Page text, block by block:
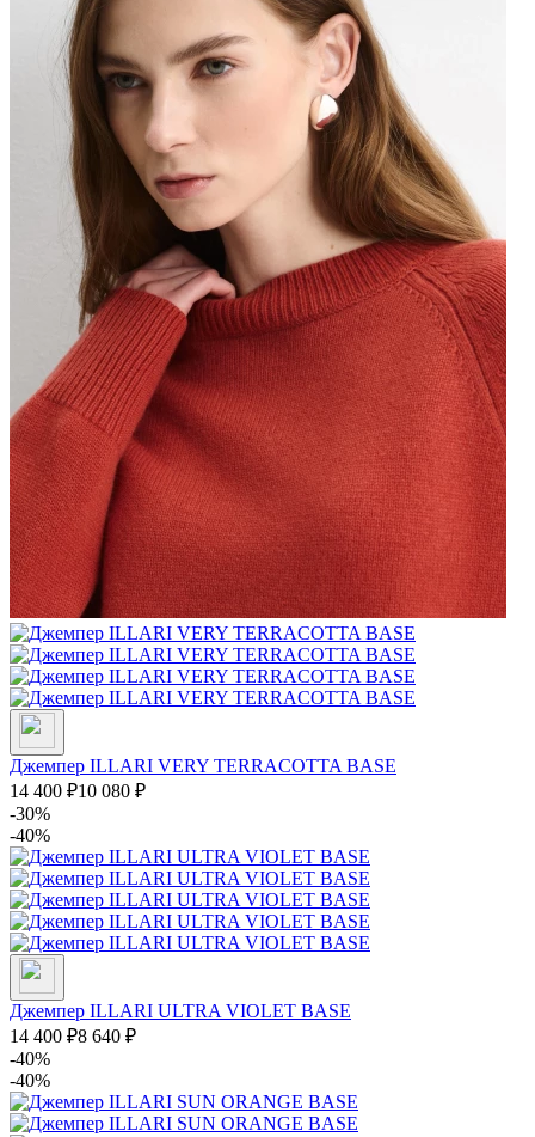
Джемпер ILLARI VERY TERRACOTTA BASE
14 400 ₽10 080 ₽
-30%
-40%
Джемпер ILLARI ULTRA VIOLET BASE
14 400 ₽8 640 ₽
-40%
-40%